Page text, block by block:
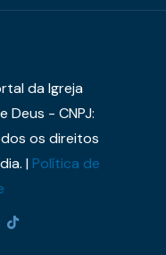
da Igreja
Deus - CNPJ:
os direitos
|Política de